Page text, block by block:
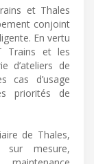
et Thales
conjoint
En vertu
Trains et les
d’ateliers de
cas d’usage
priorités de
de Thales,
sur mesure,